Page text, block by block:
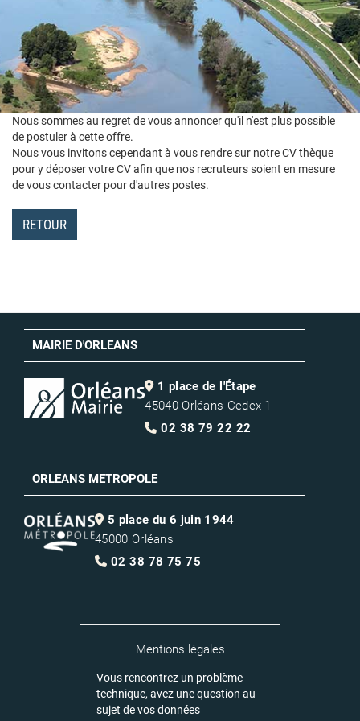
Nous sommes au regret de vous annoncer qu'il n'est plus possible
de postuler à cette offre.
Nous vous invitons cependant à vous rendre sur notre CV thèque
pour y déposer votre CV afin que nos recruteurs soient en mesure
de vous contacter pour d'autres postes.
RETOUR
MAIRIE D'ORLEANS
1 place de l'Étape
45040 Orléans Cedex 1
02 38 79 22 22
ORLEANS METROPOLE
5 place du 6 juin 1944
45000 Orléans
02 38 78 75 75
Mentions légales
Vous rencontrez un problème
technique, avez une question au
sujet de vos données